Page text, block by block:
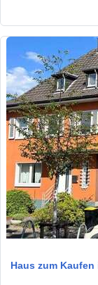
Haus zum Kaufen